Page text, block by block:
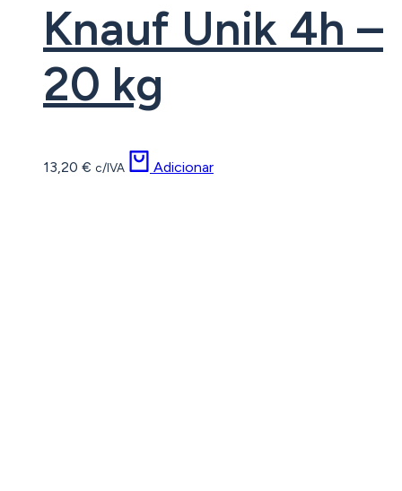
Knauf Unik 4h –
20 kg
13,20 € c/IVA Adicionar